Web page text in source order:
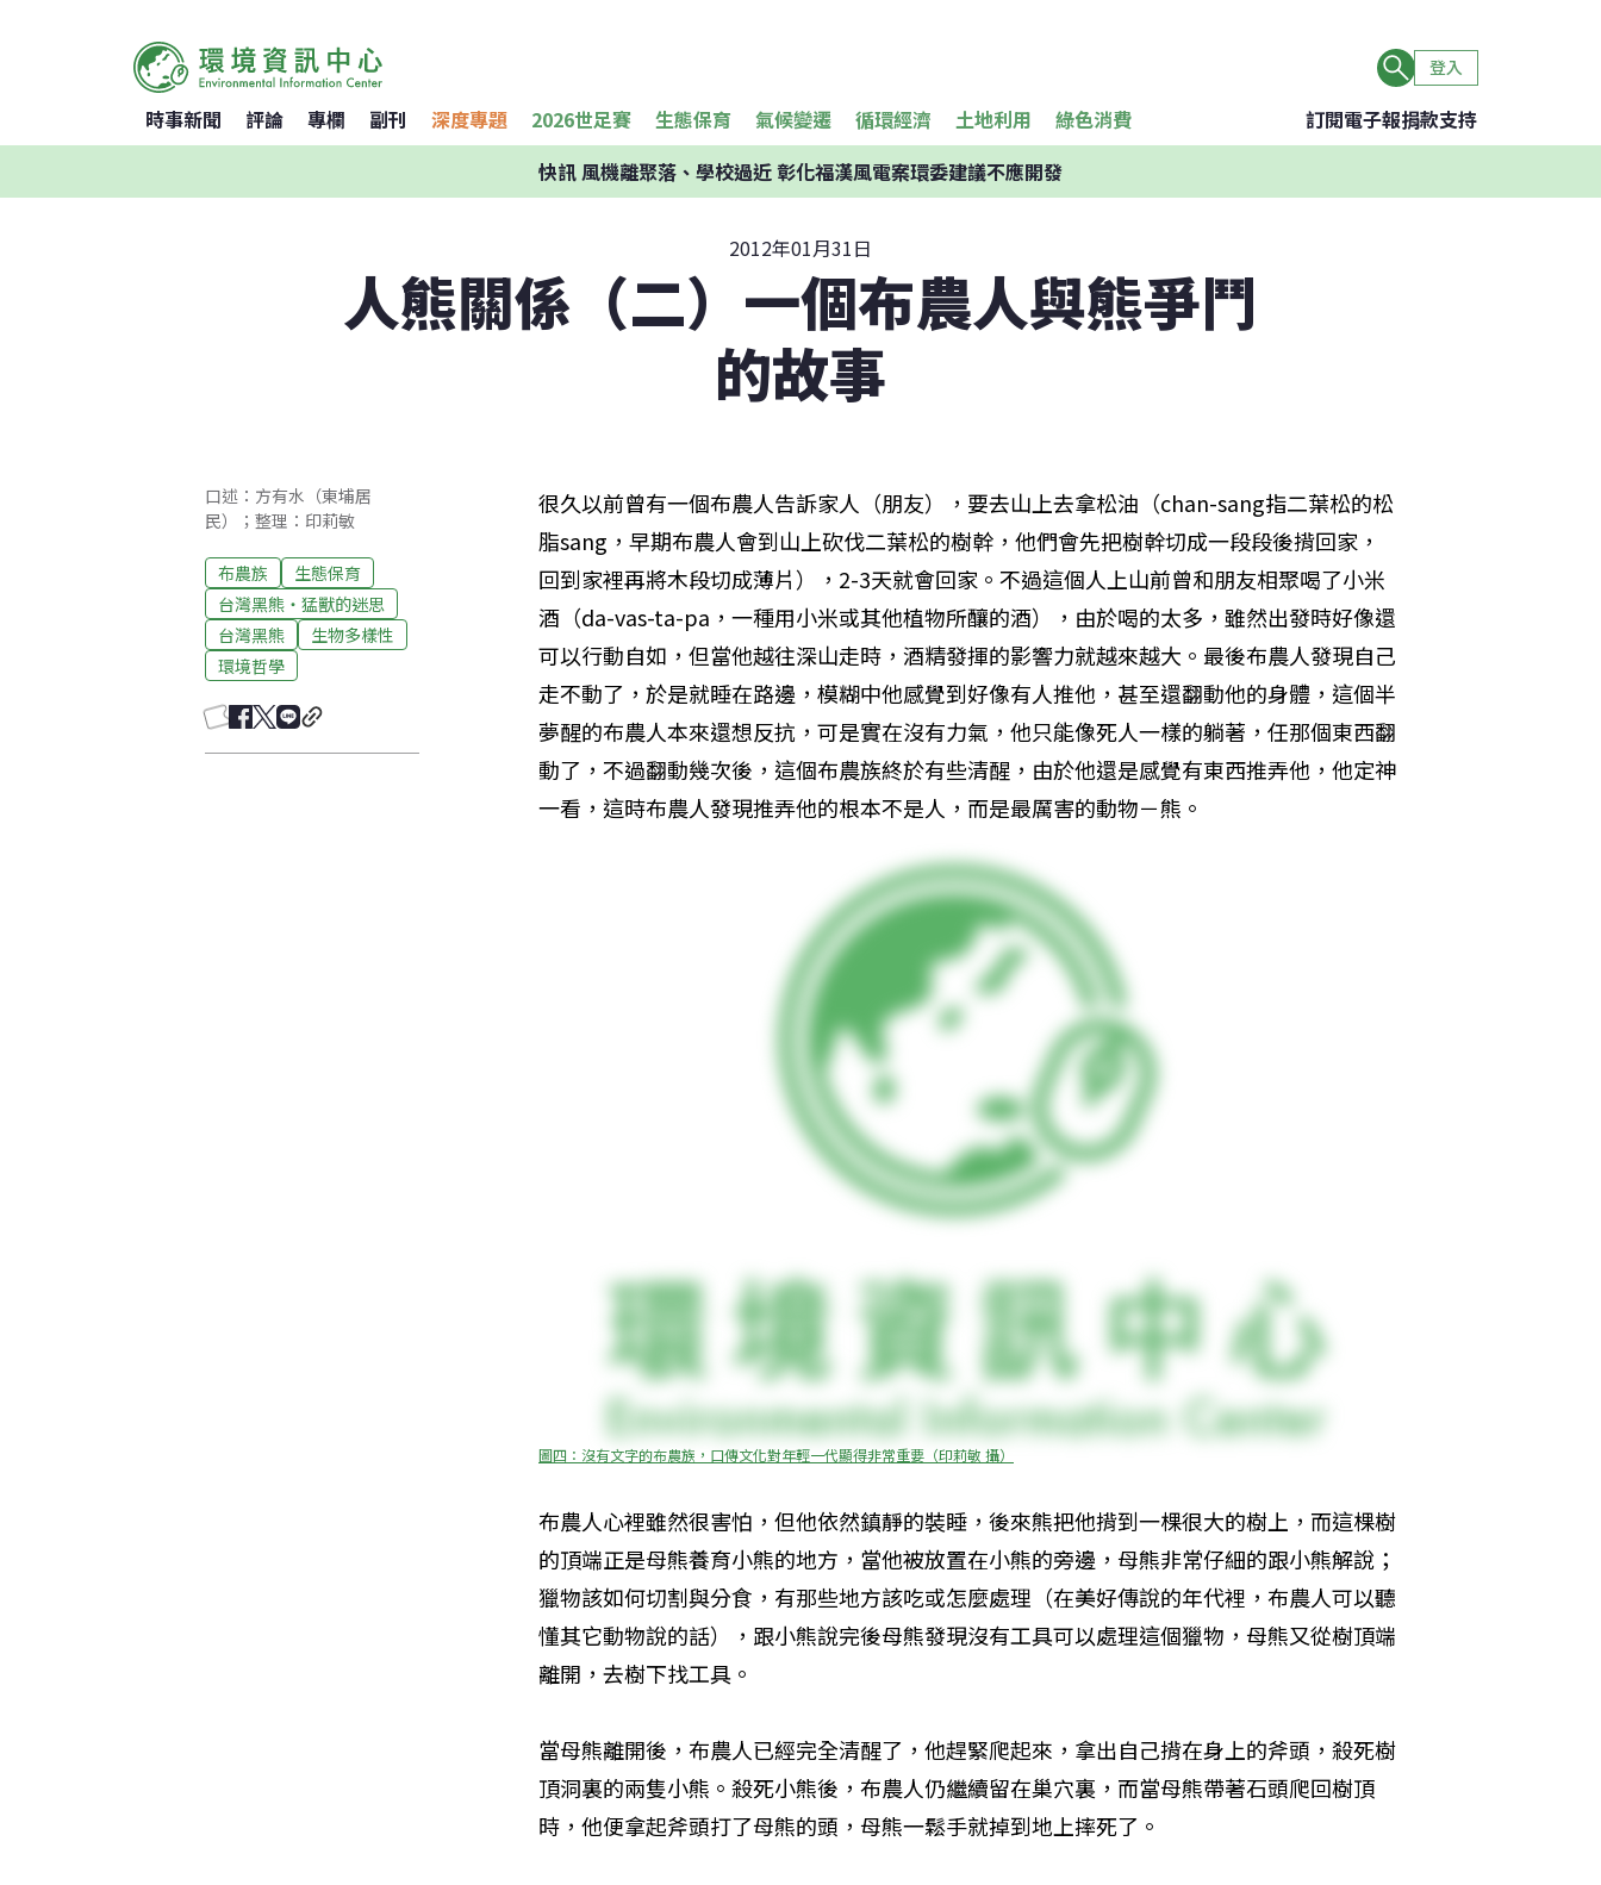
登入
時事新聞 評論 專欄 副刊 深度專題 2026世足賽 生態保育 氣候變遷 循環經濟 土地利用 綠色消費 訂閱電子報捐款支持
快訊風機離聚落、學校過近 彰化福漢風電案環委建議不應開發
2012年01月31日
人熊關係（二）一個布農人與熊爭鬥
的故事
口述：方有水（東埔居
民）；整理：印莉敏
布農族
生態保育
台灣黑熊‧猛獸的迷思
台灣黑熊
生物多樣性
環境哲學
很久以前曾有一個布農人告訴家人（朋友），要去山上去拿松油（chan-sang指二葉松的松
脂sang，早期布農人會到山上砍伐二葉松的樹幹，他們會先把樹幹切成一段段後揹回家，
回到家裡再將木段切成薄片），2-3天就會回家。不過這個人上山前曾和朋友相聚喝了小米
酒（da-vas-ta-pa，一種用小米或其他植物所釀的酒），由於喝的太多，雖然出發時好像還
可以行動自如，但當他越往深山走時，酒精發揮的影響力就越來越大。最後布農人發現自己
走不動了，於是就睡在路邊，模糊中他感覺到好像有人推他，甚至還翻動他的身體，這個半
夢醒的布農人本來還想反抗，可是實在沒有力氣，他只能像死人一樣的躺著，任那個東西翻
動了，不過翻動幾次後，這個布農族終於有些清醒，由於他還是感覺有東西推弄他，他定神
一看，這時布農人發現推弄他的根本不是人，而是最厲害的動物－熊。
圖四：沒有文字的布農族，口傳文化對年輕一代顯得非常重要（印莉敏 攝）
布農人心裡雖然很害怕，但他依然鎮靜的裝睡，後來熊把他揹到一棵很大的樹上，而這棵樹
的頂端正是母熊養育小熊的地方，當他被放置在小熊的旁邊，母熊非常仔細的跟小熊解說；
獵物該如何切割與分食，有那些地方該吃或怎麼處理（在美好傳說的年代裡，布農人可以聽
懂其它動物說的話），跟小熊說完後母熊發現沒有工具可以處理這個獵物，母熊又從樹頂端
離開，去樹下找工具。
當母熊離開後，布農人已經完全清醒了，他趕緊爬起來，拿出自己揹在身上的斧頭，殺死樹
頂洞裏的兩隻小熊。殺死小熊後，布農人仍繼續留在巢穴裏，而當母熊帶著石頭爬回樹頂
時，他便拿起斧頭打了母熊的頭，母熊一鬆手就掉到地上摔死了。